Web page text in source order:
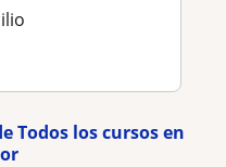
Todos los cursos en